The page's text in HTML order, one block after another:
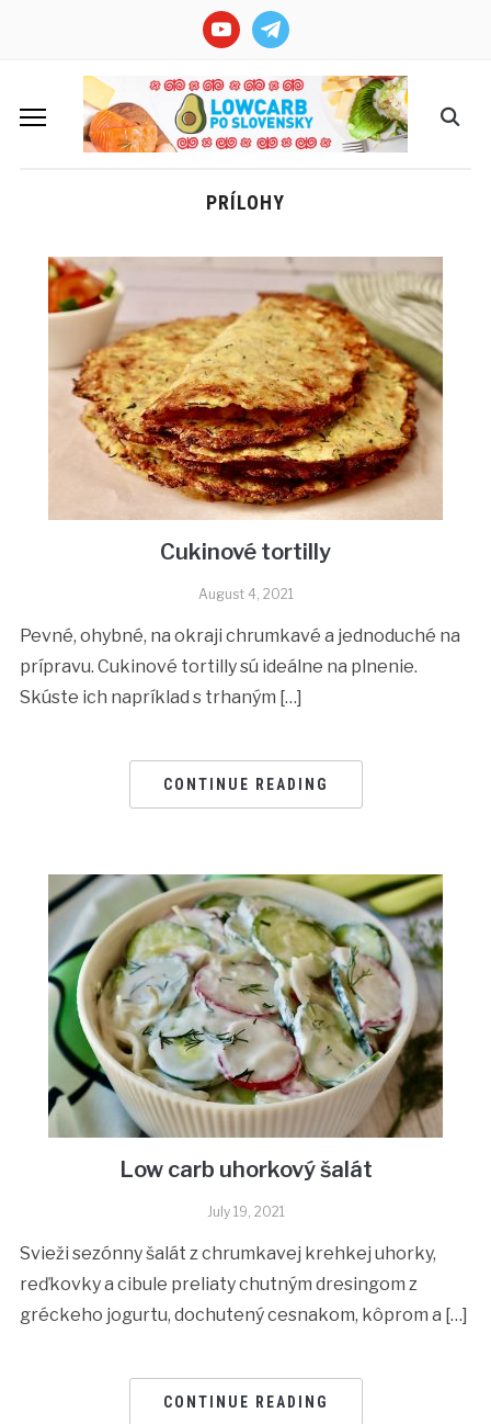
youtubetelegram
PRÍLOHY
Cukinové tortilly
August 4, 2021
Pevné, ohybné, na okraji chrumkavé a jednoduché na
prípravu. Cukinové tortilly sú ideálne na plnenie.
Skúste ich napríklad s trhaným […]
CONTINUE READING
Low carb uhorkový šalát
July 19, 2021
Svieži sezónny šalát z chrumkavej krehkej uhorky,
reďkovky a cibule preliaty chutným dresingom z
gréckeho jogurtu, dochutený cesnakom, kôprom a […]
CONTINUE READING